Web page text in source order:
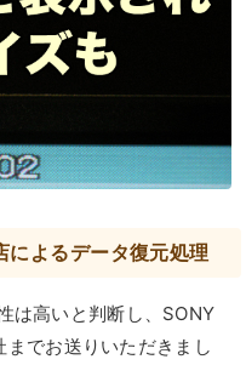
によるデータ復元処理
は高いと判断し、SONY
でお送りいただきまし